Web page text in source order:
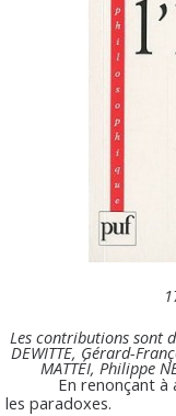
Les contributions sont
DEWITTE, Gérard-
MATTÉI, Philippe
En renonçant à
les paradoxes.